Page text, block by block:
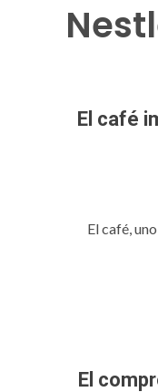
El café
El café,
El